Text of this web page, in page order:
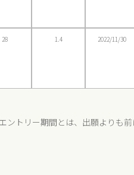
28 1.4 2022/11/30
トリー期間とは、出願よりも前